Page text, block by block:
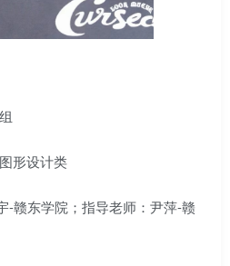
形设计类
-赣东学院；指导老师：尹萍-赣